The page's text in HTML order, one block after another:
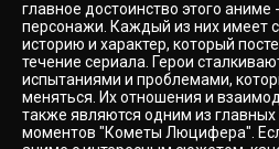
главное достоинство этого аниме
персонажи. Каждый из них имеет
историю и характер, который
течение сериала. Герои
испытаниями и проблемами,
меняться. Их отношения и
также являются одним из
моментов "Кометы Люцифера".